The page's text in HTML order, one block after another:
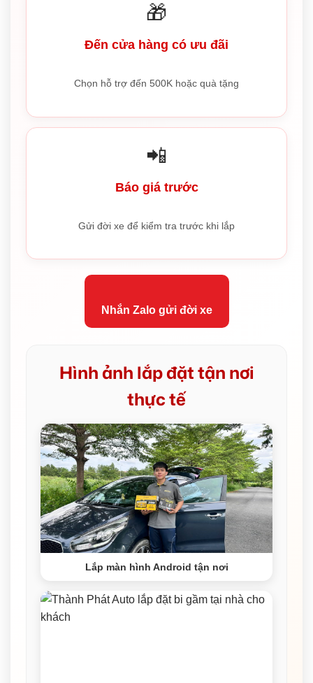
🎁
Đến cửa hàng có ưu đãi
Chọn hỗ trợ đến 500K hoặc quà tặng
📲
Báo giá trước
Gửi đời xe để kiểm tra trước khi lắp
Nhắn Zalo gửi đời xe
Hình ảnh lắp đặt tận nơi
thực tế
Lắp màn hình Android tận nơi